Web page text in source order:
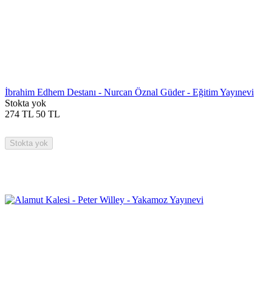
İbrahim Edhem Destanı - Nurcan Öznal Güder - Eğitim Yayınevi
Stokta yok
274 TL 50 TL
Stokta yok